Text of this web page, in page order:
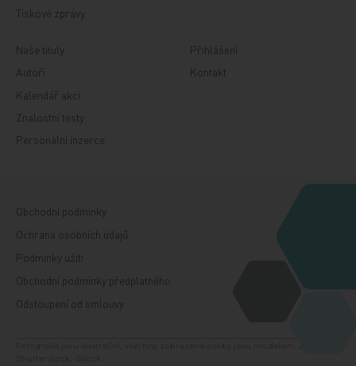
Tiskové zprávy
Naše tituly
Autoři
Kalendář akcí
Znalostní testy
Personální inzerce
Přihlášení
Kontakt
Obchodní podmínky
Ochrana osobních údajů
Podmínky užití
Obchodní podmínky předplatného
Odstoupení od smlouvy